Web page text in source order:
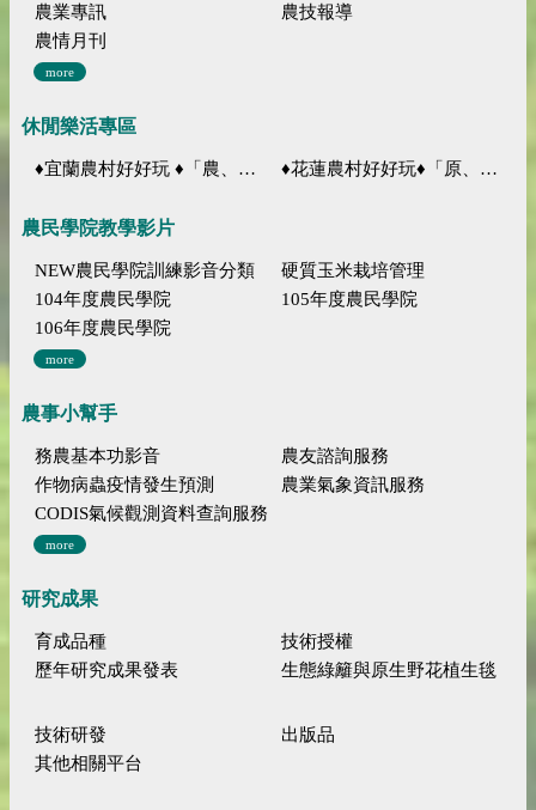
農業專訊
農技報導
農情月刊
more
休閒樂活專區
♦宜蘭農村好好玩 ♦「農、藝、山、水」四條遊程推薦 ♦花蓮農村好好玩♦「原、生、慢、活」四條遊程推薦
農民學院教學影片
NEW農民學院訓練影音分類
硬質玉米栽培管理
104年度農民學院
105年度農民學院
106年度農民學院
more
農事小幫手
務農基本功影音
農友諮詢服務
作物病蟲疫情發生預測
農業氣象資訊服務
CODIS氣候觀測資料查詢服務
more
研究成果
育成品種
技術授權
歷年研究成果發表
生態綠籬與原生野花植生毯
技術研發
出版品
其他相關平台